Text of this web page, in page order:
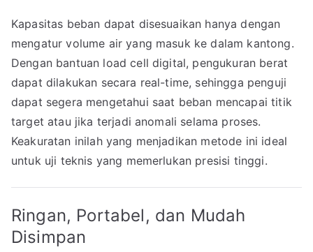
Kapasitas beban dapat disesuaikan hanya dengan
mengatur volume air yang masuk ke dalam kantong.
Dengan bantuan load cell digital, pengukuran berat
dapat dilakukan secara real-time, sehingga penguji
dapat segera mengetahui saat beban mencapai titik
target atau jika terjadi anomali selama proses.
Keakuratan inilah yang menjadikan metode ini ideal
untuk uji teknis yang memerlukan presisi tinggi.
Ringan, Portabel, dan Mudah
Disimpan